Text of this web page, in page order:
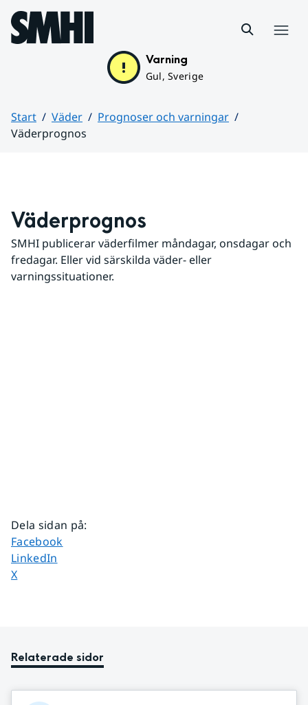
Hoppa till sidans innehåll
Varning
Gul, Sverige
Start Väder
Prognoser och varningar
Väderprognos
Väderprognos
SMHI publicerar väderfilmer måndagar, onsdagar och
fredagar. Eller vid särskilda väder- eller
varningssituationer.
Dela sidan på:
Dela sidan på
Facebook
Dela sidan på
LinkedIn
Dela sidan på
X
Relaterade sidor